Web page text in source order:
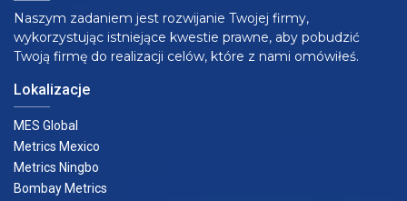
Naszym zadaniem jest rozwijanie Twojej firmy,
wykorzystując istniejące kwestie prawne, aby pobudzić
Twoją firmę do realizacji celów, które z nami omówiłeś.
Lokalizacje
MES Global
Metrics Mexico
Metrics Ningbo
Bombay Metrics